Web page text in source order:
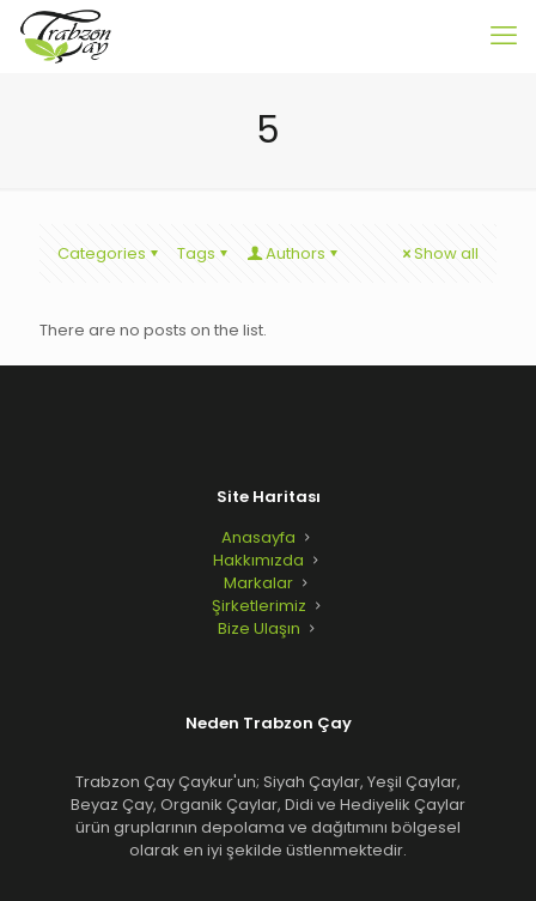
5
Categories Tags Authors Show all
There are no posts on the list.
Site Haritası
Anasayfa
Hakkımızda
Markalar
Şirketlerimiz
Bize Ulaşın
Neden Trabzon Çay
Trabzon Çay Çaykur'un; Siyah Çaylar, Yeşil Çaylar,
Beyaz Çay, Organik Çaylar, Didi ve Hediyelik Çaylar
ürün gruplarının depolama ve dağıtımını bölgesel
olarak en iyi şekilde üstlenmektedir.